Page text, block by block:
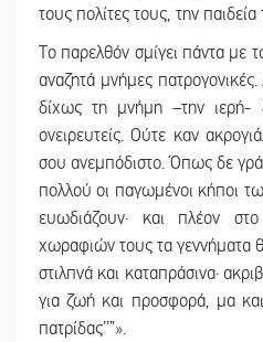
τους πολίτες τους, την παιδεία
Το παρελθόν σμίγει πάντα με
αναζητά μνήμες
δίχως τη μνήμη –την
ονειρευτείς. Ούτε καν
σου ανεμπόδιστο. Όπως δε
πολλού οι παγωμένοι κήποι
ευωδιάζουν· και πλέον
χωραφιών τους τα γεννήματα
στιλπνά και καταπράσινα·
για ζωή και προσφορά, μα
πατρίδας’’”».